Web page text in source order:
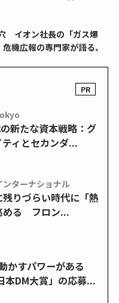
イオン社長の「ガス爆
機広報の専門家が語る、
新たな資本戦略：グ
ィとセカンダ...
ンターナショナル
りづらい時代に「熱
める フロン...
かすパワーがある
本DM大賞」の応募...